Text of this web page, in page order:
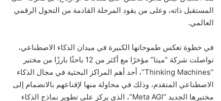
المستقبل ذاته، وعلى من يقود المرحلة القادمة من التحول الرقمي
العالمي.
في خطوة تعكس طموحاتها الكبيرة في ميدان الذكاء الاصطناعي،
تواصلت شركة “ميتا” مؤخرًا مع أكثر من 12 باحثًا بارزًا من مختبر
“Thinking Machines”، أحد أهم المراكز البحثية في مجال الذكاء
الاصطناعي المتقدم، وذلك في محاولة منها لإقناعهم بالانضمام إلى
مختبرها الجديد “Meta AGI”، الذي يركز على تطوير نماذج الذكاء